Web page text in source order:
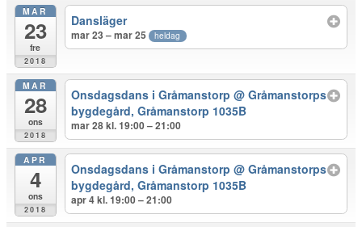
MAR
23
fre
2018
Dansläger
mar 23 – mar 25 heldag
MAR
28
ons
2018
Onsdagsdans i Gråmanstorp@ Gråmanstorps
bygdegård, Gråmanstorp 1035B
mar 28 kl. 19:00 – 21:00
APR
4
ons
2018
Onsdagsdans i Gråmanstorp@ Gråmanstorps
bygdegård, Gråmanstorp 1035B
apr 4 kl. 19:00 – 21:00